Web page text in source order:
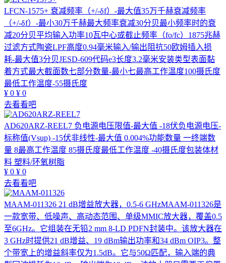
LFCN-1575+ 衰减频率（+/-δf）-最大值35万千赫衰减频率
（+/-δf）-最小30万千赫最大频率衰减30分贝最小频率时的衰
减20分贝平均输入功率10瓦中心或截止频率（fo/fc）1875兆赫
过滤方式陶瓷LPF高度0.94毫米输入/输出阻抗50欧姆插入损
耗-最大值3分贝JESD-609代码e3长度3.2毫米安装类型表面黏
着方式最大截面数七部分数量-最小七最高工作温度100摄氏度
最低工作温度-55摄氏度
¥ 0 ¥ 0
去看看吧
AD620ARZ-REEL7 负电源电压限值-最大值 -18伏负电源电压-
标称值(Vsup) -15伏非线性-最大值 0.004%功能数量 一终端数
量 8最高工作温度 85摄氏度最低工作温度 -40摄氏度包装体材
料 塑料/环氧树脂
¥ 0 ¥ 0
去看看吧
MAAM-011326 21 dB增益放大器，0.5-6 GHzMAAM-011326是
一款宽带、低噪声、高动态范围、单级MMIC放大器，覆盖0.5
至6GHz。它组装在无铅2 mm 8-LD PDFN封装中。该放大器在
3 GHz时提供21 dB增益、19 dBm输出功率和34 dBm OIP3。整
个带宽上的增益斜率仅为1.5dB。它与50Ω匹配，输入端的典